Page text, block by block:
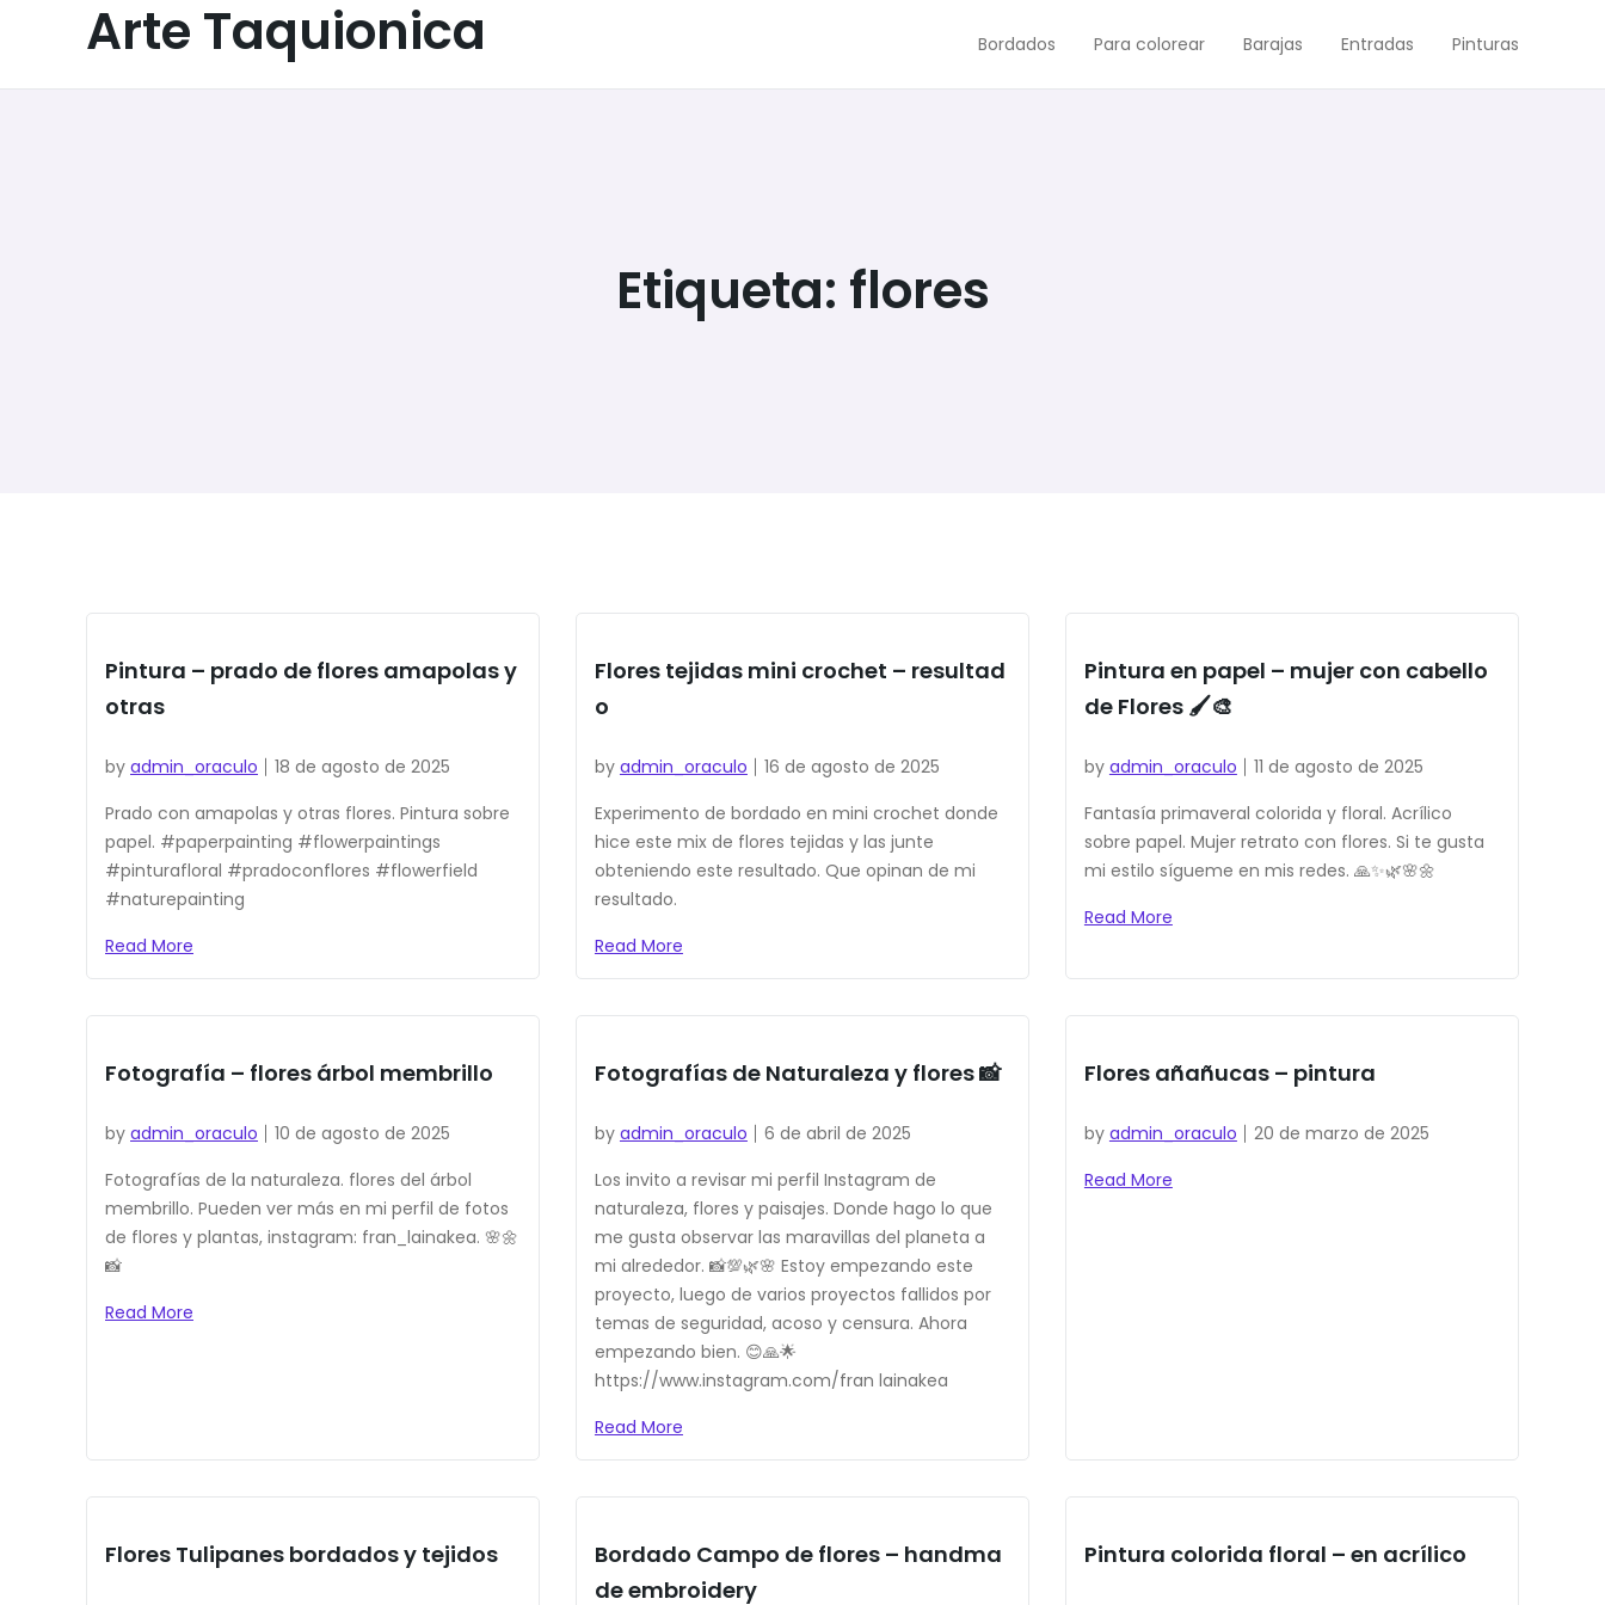
Arte Taquionica Bordados Para colorear Barajas Entradas Pinturas
Etiqueta: flores
Pintura – prado de flores amapolas y
otras
by admin_oraculo
18 de agosto de 2025
Prado con amapolas y otras flores. Pintura sobre
papel. #paperpainting #flowerpaintings
#pinturafloral #pradoconflores #flowerfield
#naturepainting
Read More
Flores tejidas mini crochet – resultad
o
by admin_oraculo
16 de agosto de 2025
Experimento de bordado en mini crochet donde
hice este mix de flores tejidas y las junte
obteniendo este resultado. Que opinan de mi
resultado.
Read More
Pintura en papel – mujer con cabello
de Flores 🖌️🎨
by admin_oraculo
11 de agosto de 2025
Fantasía primaveral colorida y floral. Acrílico
sobre papel. Mujer retrato con flores. Si te gusta
mi estilo sígueme en mis redes. 🙏✨🌿🌸🌼
Read More
Fotografía – flores árbol membrillo
by admin_oraculo
10 de agosto de 2025
Fotografías de la naturaleza. flores del árbol
membrillo. Pueden ver más en mi perfil de fotos
de flores y plantas, instagram: fran_lainakea. 🌸🌼
📸
Read More
Fotografías de Naturaleza y flores 📸
by admin_oraculo
6 de abril de 2025
Los invito a revisar mi perfil Instagram de
naturaleza, flores y paisajes. Donde hago lo que
me gusta observar las maravillas del planeta a
mi alrededor. 📸💯🌿🌸 Estoy empezando este
proyecto, luego de varios proyectos fallidos por
temas de seguridad, acoso y censura. Ahora
empezando bien. 😊🙏🌟
https://www.instagram.com/fran lainakea
Read More
Flores añañucas – pintura
by admin_oraculo
20 de marzo de 2025
Read More
Flores Tulipanes bordados y tejidos
Bordado Campo de flores – handma
de embroidery
Pintura colorida floral – en acrílico